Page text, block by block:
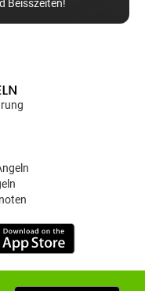
Beisszeiten!